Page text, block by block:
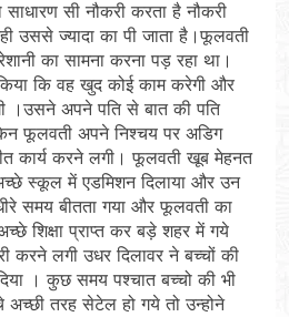
सी नौकरी करता है नौकरी
उससे ज्यादा का पी जाता है।फूलवती
का सामना करना पड़ रहा था।
कि वह खुद कोई काम करेगी और
।उसने अपने पति से बात की पति
फूलवती अपने निश्चय पर अडिग
कार्य करने लगी। फूलवती खूब मेहनत
स्कूल में एडमिशन दिलाया और उन
समय बीतता गया और फूलवती का
शिक्षा प्राप्त कर बड़े शहर में गये
करने लगी उधर दिलावर ने बच्चों की
। कुछ समय पश्चात बच्चो की भी
तरह सेटेल हो गये तो उन्होने